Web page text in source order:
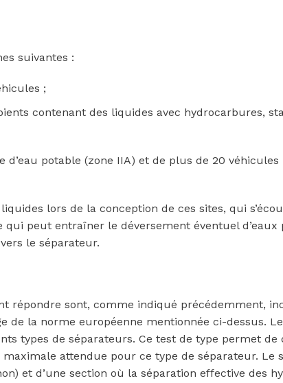
suivantes :
;
contenant des liquides avec hydrocarbures,
potable (zone IIA) et de plus de 20
lors de la conception de ces sites, qui
peut entraîner le déversement éventuel d’eaux
le séparateur.
répondre sont, comme indiqué précédemment,
de la norme européenne mentionnée ci-dessus.
types de séparateurs. Ce test de type permet de
attendue pour ce type de séparateur. Le
et d’une section où la séparation effective des